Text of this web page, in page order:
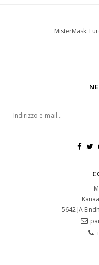
MisterMask:
5642 JA